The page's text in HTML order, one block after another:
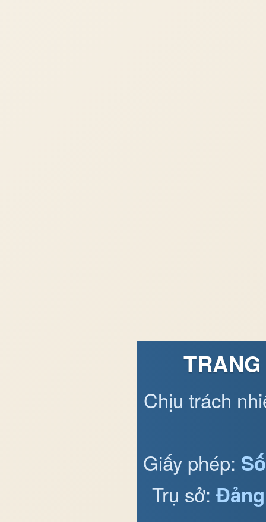
Chịu trách
Giấy phép:
Trụ sở: